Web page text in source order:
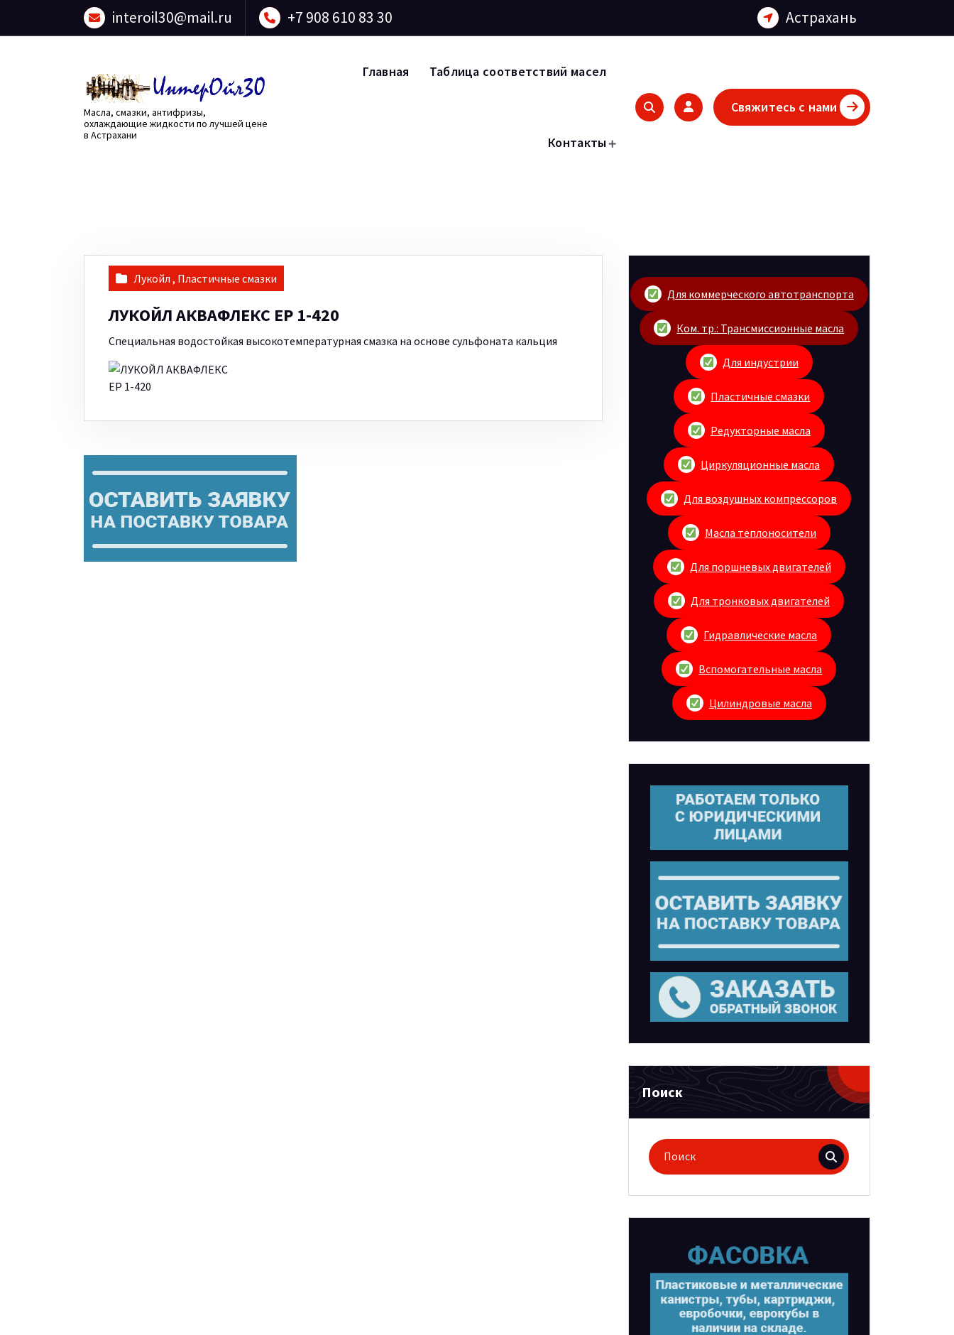
interoil30@mail.ru +7 908 610 83 30 Астрахань
Масла, смазки, антифризы,
охлаждающие жидкости по лучшей цене
в Астрахани
Главная Таблица соответствий масел
Контакты
Свяжитесь с нами
Лукойл , Пластичные смазки
ЛУКОЙЛ АКВАФЛЕКС ЕР 1-420
Специальная водостойкая высокотемпературная смазка на основе сульфоната кальция
Для коммерческого автотранспорта
Ком. тр.: Трансмиссионные масла
Для индустрии
Пластичные смазки
Редукторные масла
Циркуляционные масла
Для воздушных компрессоров
Масла теплоносители
Для поршневых двигателей
Для тронковых двигателей
Гидравлические масла
Вспомогательные масла
Цилиндровые масла
Поиск
Поиск
для: